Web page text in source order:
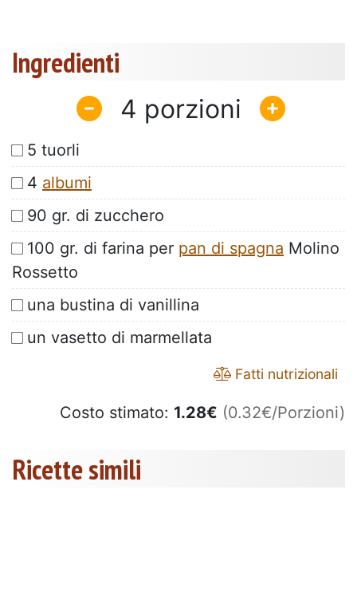
Ingredienti
4
5 tuorli
4 albumi
90 gr. di zucchero
100 gr. di farina per pan di spagna Molino
Rossetto
una bustina di vanillina
un vasetto di marmellata
Fatti nutrizionali
Costo stimato: 1.28€ (0.32€/Porzioni)
Ricette simili